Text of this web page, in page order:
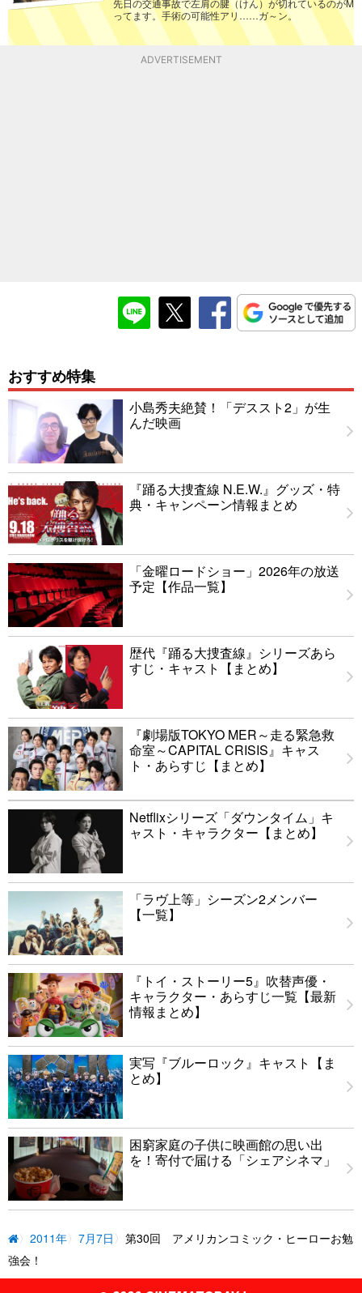
先日の交通事故で左肩の腱（けん）が切れているのが
ってます。手術の可能性アリ……ガ～ン。
ADVERTISEMENT
おすすめ特集
小島秀夫絶賛！「デススト2」が生
んだ映画
『踊る大捜査線 N.E.W.』グッズ・特
典・キャンペーン情報まとめ
「金曜ロードショー」2026年の放送
予定【作品一覧】
歴代『踊る大捜査線』シリーズあら
すじ・キャスト【まとめ】
『劇場版TOKYO MER～走る緊急救
命室～CAPITAL CRISIS』キャス
ト・あらすじ【まとめ】
Netflixシリーズ「ダウンタイム」キ
ャスト・キャラクター【まとめ】
「ラヴ上等」シーズン2メンバー
【一覧】
『トイ・ストーリー5』吹替声優・
キャラクター・あらすじ一覧【最新
情報まとめ】
実写『ブルーロック』キャスト【ま
とめ】
困窮家庭の子供に映画館の思い出
を！寄付で届ける「シェアシネマ」
2011年 7月7日
第30回 アメリカンコミック・ヒーローお勉
強会！